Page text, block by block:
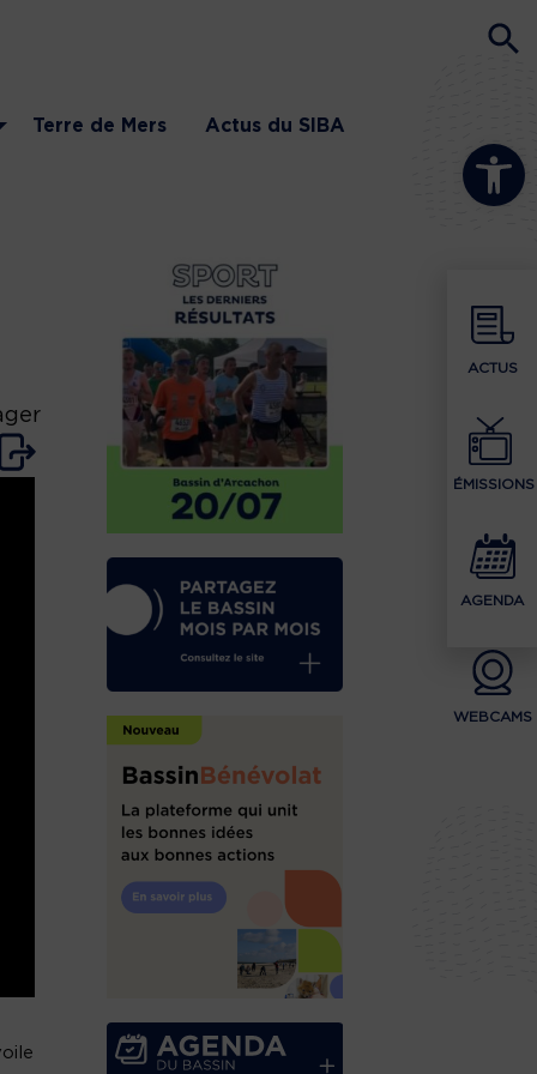
Ouvrir la
ACTUS
ÉMISSIONS
AGENDA
WEBCAMS
Terre de Mers Actus du SIBA